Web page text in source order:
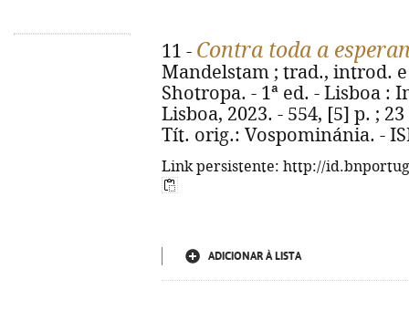
11 - Contra toda a
Mandelstam ; trad., introd.
Shotropa. - 1ª ed. - Lisboa :
Lisboa, 2023. - 554, [5] p. ;
Tít. orig.: Vospominánia. -
Link persistente: http://
ADICIONAR À LISTA